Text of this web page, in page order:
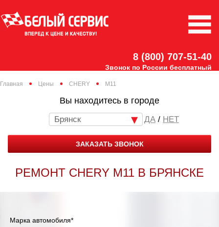
8 (800) 707-51-40
Звонок по России бесплатный
Главная Цены CHERY M11
Вы находитесь в городе
Брянск / НЕТ
ЗАКАЗАТЬ ЗВОНОК
РЕМОНТ CHERY M11 В БРЯНСКЕ
Марка автомобиля*